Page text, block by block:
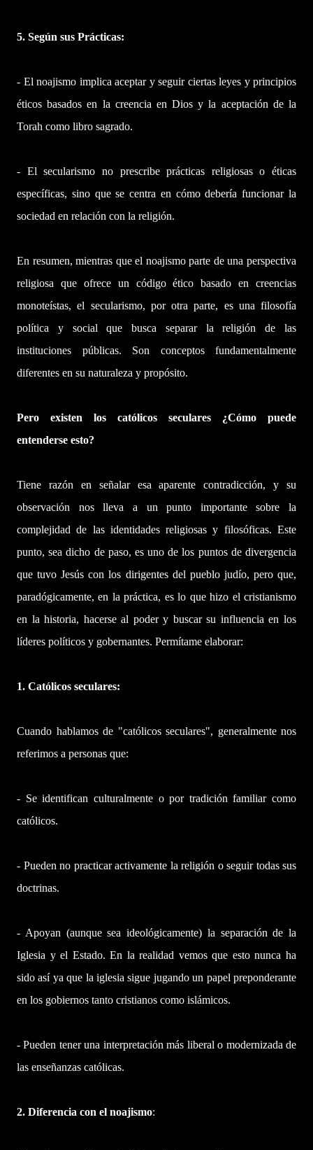
5. Según sus Prácticas:
- El noajismo implica aceptar y seguir ciertas leyes y principios
éticos basados en la creencia en Dios y la aceptación de la
Torah como libro sagrado.
- El secularismo no prescribe prácticas religiosas o éticas
específicas, sino que se centra en cómo debería funcionar la
sociedad en relación con la religión.
En resumen, mientras que el noajismo parte de una perspectiva
religiosa que ofrece un código ético basado en creencias
monoteístas, el secularismo, por otra parte, es una filosofía
política y social que busca separar la religión de las
instituciones públicas. Son conceptos fundamentalmente
diferentes en su naturaleza y propósito.
Pero existen los católicos seculares ¿Cómo puede
entenderse esto?
Tiene razón en señalar esa aparente contradicción, y su
observación nos lleva a un punto importante sobre la
complejidad de las identidades religiosas y filosóficas. Este
punto, sea dicho de paso, es uno de los puntos de divergencia
que tuvo Jesús con los dirigentes del pueblo judío, pero que,
paradógicamente, en la práctica, es lo que hizo el cristianismo
en la historia, hacerse al poder y buscar su influencia en los
líderes políticos y gobernantes. Permítame elaborar:
1. Católicos seculares:
Cuando hablamos de "católicos seculares", generalmente nos
referimos a personas que:
- Se identifican culturalmente o por tradición familiar como
católicos.
- Pueden no practicar activamente la religión o seguir todas sus
doctrinas.
- Apoyan (aunque sea ideológicamente) la separación de la
Iglesia y el Estado. En la realidad vemos que esto nunca ha
sido así ya que la iglesia sigue jugando un papel preponderante
en los gobiernos tanto cristianos como islámicos.
- Pueden tener una interpretación más liberal o modernizada de
las enseñanzas católicas.
2. Diferencia con el noajismo: